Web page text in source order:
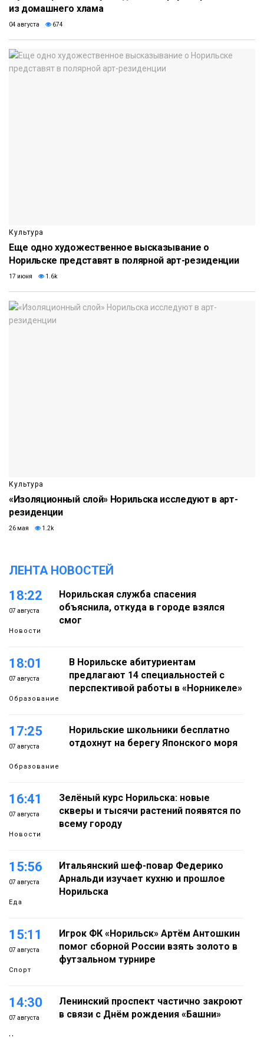
из домашнего хлама
04 августа 674
Культура
Еще одно художественное высказывание о
Норильске представят в полярной арт-резиденции
17 июня 1.6k
Культура
«Изоляционный слой» Норильска исследуют в арт-
резиденции
26 мая 1.2k
ЛЕНТА НОВОСТЕЙ
18:22
07 августа
Новости
Норильская служба спасения
объяснила, откуда в городе взялся
смог
18:01
07 августа
Образование
В Норильске абитуриентам
предлагают 14 специальностей с
перспективой работы в «Норникеле»
17:25
07 августа
Образование
Норильские школьники бесплатно
отдохнут на берегу Японского моря
16:41
07 августа
Новости
Зелёный курс Норильска: новые
скверы и тысячи растений появятся по
всему городу
15:56
07 августа
Еда
Итальянский шеф-повар Федерико
Арнальди изучает кухню и прошлое
Норильска
15:11
07 августа
Спорт
Игрок ФК «Норильск» Артём Антошкин
помог сборной России взять золото в
футзальном турнире
14:30
07 августа
Новости
Ленинский проспект частично закроют
в связи с Днём рождения «Башни»